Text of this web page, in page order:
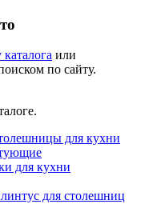
или
по сайту.
для кухни
для кухни
для столешниц